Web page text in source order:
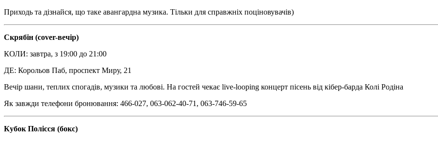
Приходь та дізнайся, що таке авангардна музика. Тільки для справжніх поціновувачів)
Скрябін (cover-вечір)
КОЛИ: завтра, з 19:00 до 21:00
ДЕ: Корольов Паб, проспект Миру, 21
Вечір шани, теплих спогадів, музики та любові. На гостей чекає live-looping концерт пісень від кібер-барда Колі Родіна
Як завжди телефони бронювання: 466-027, 063-062-40-71, 063-746-59-65
Кубок Полісся (бокс)